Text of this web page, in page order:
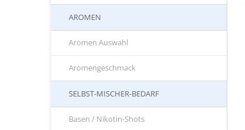
AROMEN
Aromen Auswahl
Aromengeschmack
SELBST-MISCHER-BEDARF
Basen / Nikotin-Shots